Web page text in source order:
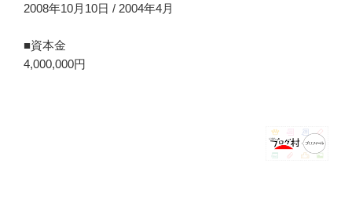
2008年10月10日 / 2004年4月
■資本金
4,000,000円